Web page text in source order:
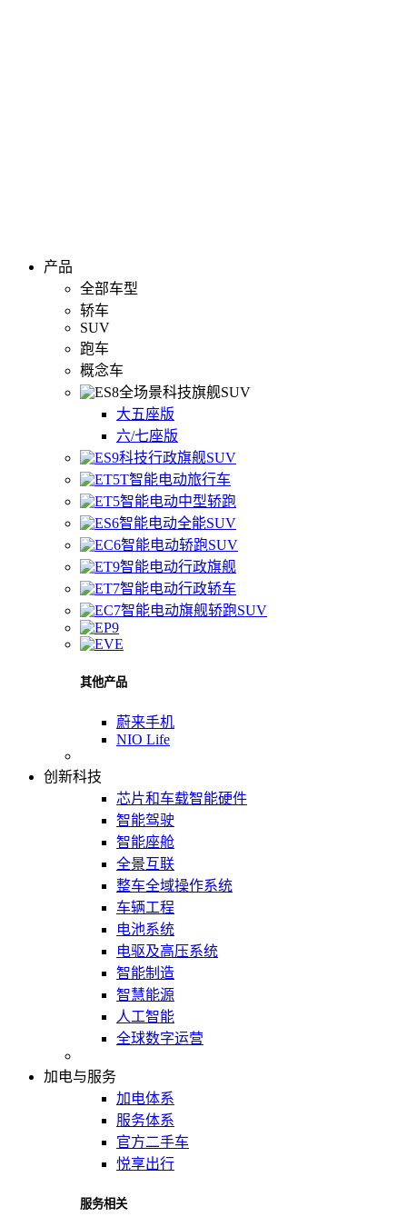
产品
全部车型
轿车
SUV
跑车
概念车
全场景科技旗舰SUV
大五座版
六/七座版
科技行政旗舰SUV
智能电动旅行车
智能电动中型轿跑
智能电动全能SUV
智能电动轿跑SUV
智能电动行政旗舰
智能电动行政轿车
智能电动旗舰轿跑SUV
其他产品
蔚来手机
NIO Life
创新科技
芯片和车载智能硬件
智能驾驶
智能座舱
全景互联
整车全域操作系统
车辆工程
电池系统
电驱及高压系统
智能制造
智慧能源
人工智能
全球数字运营
加电与服务
加电体系
服务体系
官方二手车
悦享出行
服务相关